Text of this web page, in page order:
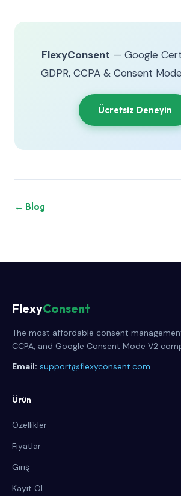
FlexyConsent — Google
GDPR, CCPA & Consent
Ücretsiz Deneyin
← Blog
FlexyConsent
The most affordable consent
CCPA, and Google Consent Mode V2
Email: support@flexyconsent.com
Ürün
Özellikler
Fiyatlar
Giriş
Kayıt Ol